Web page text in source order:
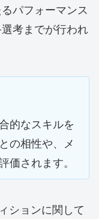
パフォーマンス
考までが行われ
的なスキルを
の相性や、メ
価されます。
ションに関して